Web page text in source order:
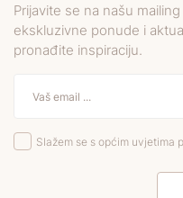
Prijavite se na našu
ekskluzivne ponude i
pronađite inspiraciju.
Slažem se s općim uvjetima